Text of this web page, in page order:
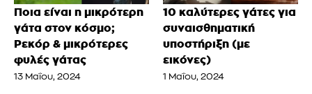
Ποια είναι η μικρότερη
γάτα στον κόσμο;
Ρεκόρ & μικρότερες
φυλές γάτας
13 Μαΐου, 2024
10 καλύτερες γάτες για
συναισθηματική
υποστήριξη (με
εικόνες)
1 Μαΐου, 2024